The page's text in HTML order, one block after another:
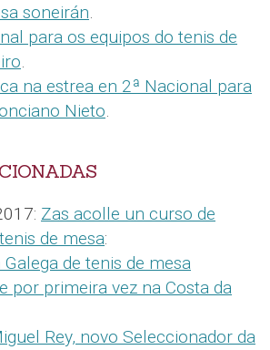
soneirán.
para os equipos do tenis de
.
na estrea en 2ª Nacional para
Nieto.
Zas acolle un curso de
de mesa:
de tenis de mesa
por primeira vez na Costa da
Rey, novo Seleccionador da